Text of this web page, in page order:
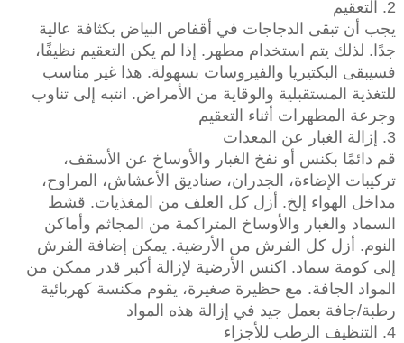
2. التعقيم
يجب أن تبقى الدجاجات في أقفاص البياض بكثافة عالية
جدًا. لذلك يتم استخدام مطهر. إذا لم يكن التعقيم نظيفًا،
فسيبقى البكتيريا والفيروسات بسهولة. هذا غير مناسب
للتغذية المستقبلية والوقاية من الأمراض. انتبه إلى تناوب
وجرعة المطهرات أثناء التعقيم
3. إزالة الغبار عن المعدات
قم دائمًا بكنس أو نفخ الغبار والأوساخ عن الأسقف،
تركيبات الإضاءة، الجدران، صناديق الأعشاش، المراوح،
مداخل الهواء إلخ. أزل كل العلف من المغذيات. قشط
السماد والغبار والأوساخ المتراكمة من المجاثم وأماكن
النوم. أزل كل الفرش من الأرضية. يمكن إضافة الفرش
إلى كومة سماد. اكنس الأرضية لإزالة أكبر قدر ممكن من
المواد الجافة. مع حظيرة صغيرة، يقوم مكنسة كهربائية
رطبة/جافة بعمل جيد في إزالة هذه المواد
4. التنظيف الرطب للأجزاء